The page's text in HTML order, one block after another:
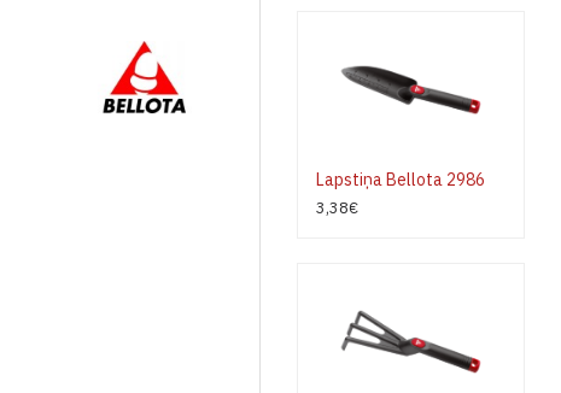
Lapstiņa Bellota 2986
3,38€